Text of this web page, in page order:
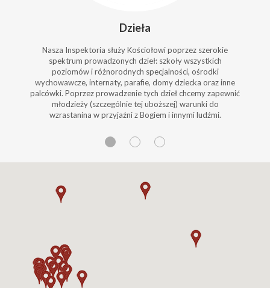
Dzieła
Nasza Inspektoria służy Kościołowi poprzez szerokie
spektrum prowadzonych dzieł: szkoły wszystkich
poziomów i różnorodnych specjalności, ośrodki
wychowawcze, internaty, parafie, domy dziecka oraz inne
palcówki. Poprzez prowadzenie tych dzieł chcemy zapewnić
młodzieży (szczególnie tej uboższej) warunki do
wzrastanina w przyjaźni z Bogiem i innymi ludźmi.